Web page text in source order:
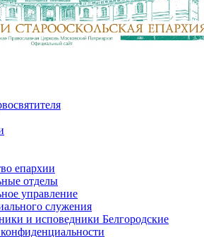
епархии
отделы
управление
служения
и исповедники Белгородские